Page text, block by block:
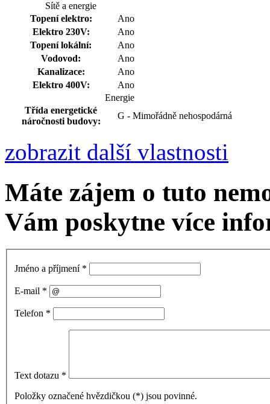
Sítě a energie
Topení elektro:
Ano
Elektro 230V:
Ano
Topení lokální:
Ano
Vodovod:
Ano
Kanalizace:
Ano
Elektro 400V:
Ano
Energie
Třída energetické
náročnosti budovy:
G - Mimořádně nehospodárná
zobrazit další vlastnosti
Máte zájem o tuto
Vám poskytne více
Jméno a příjmení *
E-mail *
Telefon *
Text dotazu *
Položky označené hvězdičkou (*) jsou povinné.